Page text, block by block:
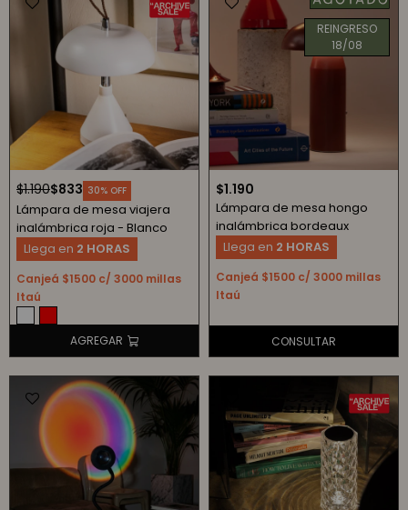
$833
$1.190 30
Lámpara de mesa viajera
inalámbrica roja - Blanco
Canjeá $1500 c/ 3000 millas
Itaú
Llega en 2 HORAS
REINGRESO
18/08
$1.190
Lámpara de mesa hongo
inalámbrica bordeaux
Canjeá $1500 c/ 3000 millas
Itaú
Llega en 2 HORAS